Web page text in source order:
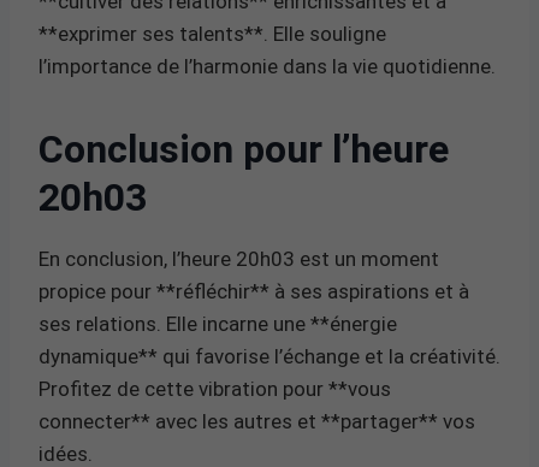
**exprimer ses talents**. Elle souligne
l’importance de l’harmonie dans la vie quotidienne.
Conclusion pour l’heure
20h03
En conclusion, l’heure 20h03 est un moment
propice pour **réfléchir** à ses aspirations et à
ses relations. Elle incarne une **énergie
dynamique** qui favorise l’échange et la créativité.
Profitez de cette vibration pour **vous
connecter** avec les autres et **partager** vos
idées.